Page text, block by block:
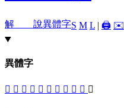
解 說異體字S M L | 🖨️ ✉️
異體字
󸙦 󸙪 𦖥 𦗥 󸙩 󸙧 𦘄 𦘃 󸙨 𦘋 䠿